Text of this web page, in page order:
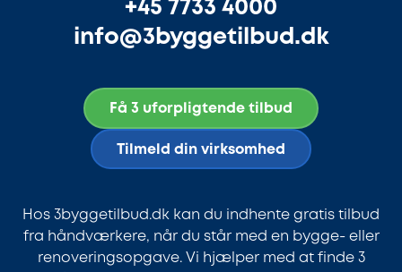
+45 7733 4000
info@3byggetilbud.dk
Få 3 uforpligtende tilbud
Tilmeld din virksomhed
Hos 3byggetilbud.dk kan du indhente gratis tilbud
fra håndværkere, når du står med en bygge- eller
renoveringsopgave. Vi hjælper med at finde 3